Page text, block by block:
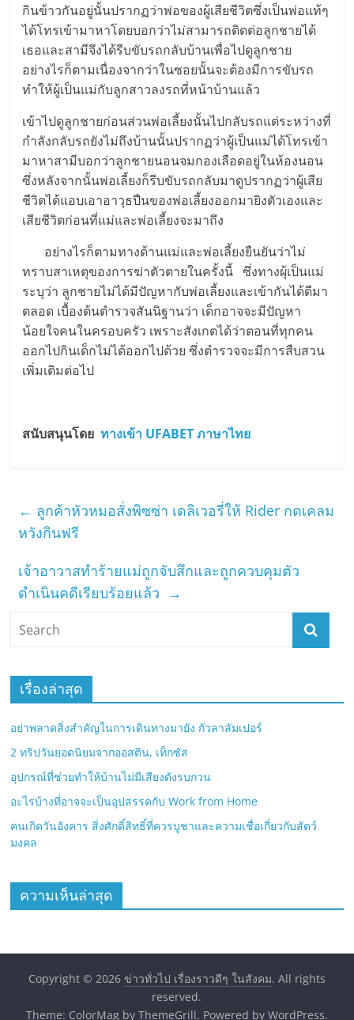
กินข้าวกันอยู่นั้นปรากฏว่าพ่อของผู้เสียชีวิตซึ่งเป็นพ่อแท้ๆ
ได้โทรเข้ามาหาโดยบอกว่าไม่สามารถติดต่อลูกชายได้
เธอและสามีจึงได้รีบขับรถกลับบ้านเพื่อไปดูลูกชาย
อย่างไรก็ตามเนื่องจากว่าในซอยนั้นจะต้องมีการขับรถ
ทำให้ผู้เป็นแม่กับลูกสาวลงรถที่หน้าบ้านแล้ว
เข้าไปดูลูกชายก่อนส่วนพ่อเลี้ยงนั้นไปกลับรถแต่ระหว่างที่
กำลังกลับรถยังไม่ถึงบ้านนั้นปรากฏว่าผู้เป็นแม่ได้โทรเข้า
มาหาสามีบอกว่าลูกชายนอนจมกองเลือดอยู่ในห้องนอน
ซึ่งหลังจากนั้นพ่อเลี้ยงก็รีบขับรถกลับมาดูปรากฏว่าผู้เสีย
ชีวิตได้แอบเอาอาวุธปืนของพ่อเลี้ยงออกมายิงตัวเองและ
เสียชีวิตก่อนที่แม่และพ่อเลี้ยงจะมาถึง
อย่างไรก็ตามทางด้านแม่และพ่อเลี้ยงยืนยันว่าไม่
ทราบสาเหตุของการฆ่าตัวตายในครั้งนี้ ซึ่งทางผุ้เป็นแม่
ระบุว่า ลูกชายไม่ได้มีปัญหากับพ่อเลี้ยงและเข้ากันได้ดีมา
ตลอด เบื้องต้นตำรวจสันนิฐานว่า เด็กอาจจะมีปัญหา
น้อยใจคนในครอบครัว เพราะสังเกตได้ว่าตอนที่ทุกคน
ออกไปกินเด็กไม่ได้ออกไปด้วย ซึ่งตำรวจจะมีการสืบสวน
เพิ่มเติมต่อไป
สนับสนุนโดยทางเข้า UFABET ภาษาไทย
← ลูกค้าหัวหมอสั่งพิซซ่า เดลิเวอรี่ให้ Rider กดเคลม
หวังกินฟรี
เจ้าอาวาสทำร้ายแม่ถูกจับสึกและถูกควบคุมตัว
ดำเนินคดีเรียบร้อยแล้ว →
เรื่องล่าสุด
อย่าพลาดสิ่งสำคัญในการเดินทางมายัง กัวลาลัมเปอร์
2 ทริปวันยอดนิยมจากออสติน, เท็กซัส
อุปกรณ์ที่ช่วยทำให้บ้านไม่มีเสียงดังรบกวน
อะไรบ้างที่อาจจะเป็นอุปสรรคกับ Work from Home
คนเกิดวันอังคาร สิ่งศักดิ์สิทธิ์ที่ควรบูชาและความเชื่อเกี่ยวกับสัตว์
มงคล
ความเห็นล่าสุด
Copyright © 2026 ข่าวทั่วไป เรื่องราวดีๆ ในสังคม. All rights
reserved.
Theme: ColorMagby ThemeGrill. Powered by WordPress.